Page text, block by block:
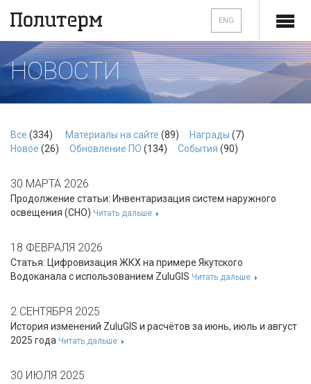
ENG
НОВОСТИ
Все (334) Материалы на сайте (89) Награды (7)
Новое (26) Обновление ПО (134) События (90)
30 МАРТА 2026
Продолжение статьи: Инвентаризация систем наружного
освещения (СНО) Читать дальше
18 ФЕВРАЛЯ 2026
Статья: Цифровизация ЖКХ на примере Якутского
Водоканала с использованием ZuluGIS Читать дальше
2 СЕНТЯБРЯ 2025
История изменений ZuluGIS и расчётов за июнь, июль и август
2025 года Читать дальше
30 ИЮЛЯ 2025